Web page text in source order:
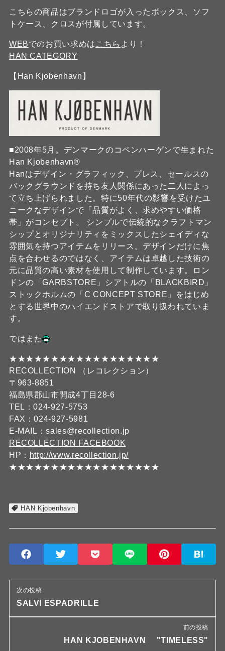
こちらの商品はブランドロゴが入ったボックス、ソフ
トケース、クロスが付属しています。
WEBでのお買い求めは こちら より！
HAN CATEGORY
【Han Kjobenhavn】
■2008年5月。デンマークのコペンハーゲンで生まれた
Han Kjobenhavn®
Hanはデザイン・グラフィック、プレス、セールスの
バックグラウンドを持ち友人関係にあった二人によっ
て立ち上げられました。特に50年代の影響を受けたユ
ニークなデザインで「品質がよく、求めやすい価格
帯」がコンセプト。 シンプルで伝統的なクラフトマン
シップとオリジナリティをミックスしたシェイディな
雰囲気を持つアイテムをリリース。デザインだけに焦
点を合わせるのではなく、アイテムは卓越した技術の
元に品質の高い素材を使用して制作しています。ロン
ドンの「GARBSTORE」シアトルの「BLACKBIRD」
ストックホルムの「C CONCEPT STORE」をはじめ
とする世界中のハイエンドストアで取り扱われていま
す。
ではまた
★★★★★★★★★★★★★★★★★★
RECOLLECTION （レコレクション）
〒963-8851
福島県郡山市開成4丁目28-6
TEL：024-927-5753
FAX：024-927-5981
E-MAIL：sales@recollection.jp
RECOLLECTION FACEBOOK
HP： http://www.recollection.jp/
★★★★★★★★★★★★★★★★★★
HAN Kjobenhavn
次の投稿
SALVI ESPADRILLE
前の投稿
HAN KJOBENHAVN "TIMELESS"